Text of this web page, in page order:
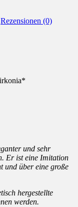
Rezensionen (0)
und sehr
Er ist eine Imitation
und über eine große
hergestellte
werden.